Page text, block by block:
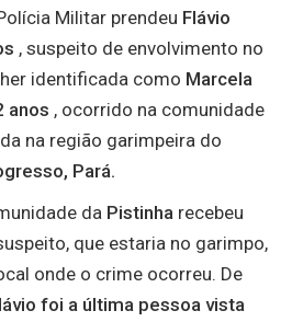
Militar prendeu Flávio
, suspeito de envolvimento no
identificada como Marcela
anos , ocorrido na comunidade
na região garimpeira do
Pará.
da Pistinha recebeu
que estaria no garimpo,
onde o crime ocorreu. De
foi a última pessoa vista